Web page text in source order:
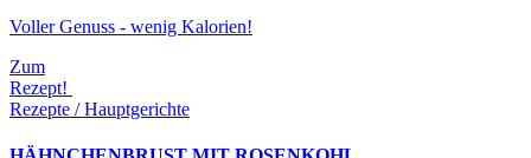
Voller Genuss - wenig Kalorien!
Zum
Rezept!
Rezepte / Hauptgerichte